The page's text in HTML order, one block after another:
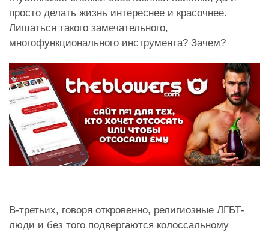
просто делать жизнь интереснее и красочнее.
Лишаться такого замечательного,
многофункционального инструмента? Зачем?
В-третьих, говоря откровенно, религиозные ЛГБТ-
люди и без того подвергаются колоссальному